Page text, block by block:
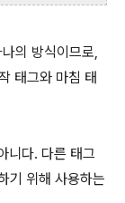
의 방식이므로,
태그와 마침 태
니다. 다른 태그
기 위해 사용하는